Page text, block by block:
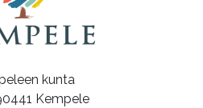
kunta
Kempele